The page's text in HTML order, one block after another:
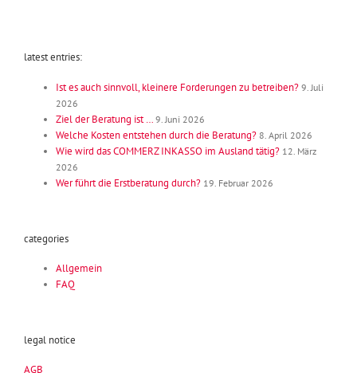
latest entries:
Ist es auch sinnvoll, kleinere Forderungen zu betreiben? 9. Juli
2026
Ziel der Beratung ist … 9. Juni 2026
Welche Kosten entstehen durch die Beratung? 8. April 2026
Wie wird das COMMERZ INKASSO im Ausland tätig? 12. März
2026
Wer führt die Erstberatung durch? 19. Februar 2026
categories
Allgemein
FAQ
legal notice
AGB